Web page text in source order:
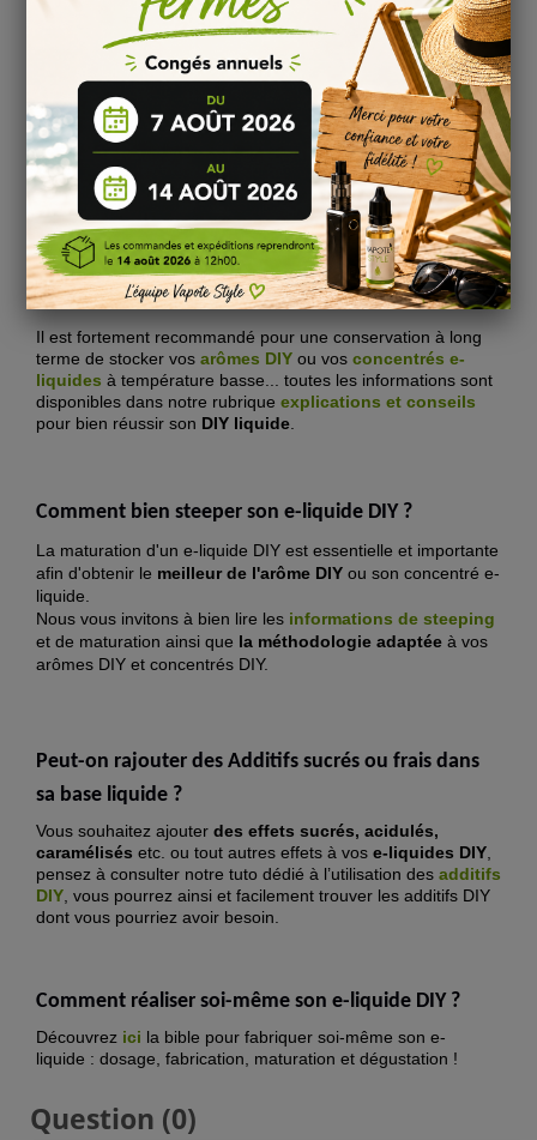
liquide Arôme Concentré Happy - Full Moonentre5 et 7
pour profiter pleinementdes saveurs de chaque
Pour en savoir plus, consulter notre page sur la
maturationd’un e-liquide DIY !
Informations
Conservation : stocké entre 4 et 16°C
Conforme au règlement 1334/2008/CEE
Composition : Propylène Glycol & Arôme alimentaire
Comment bien conserver ses liquides DIY Happy ?
Il est fortement recommandé pour une conservation à long
terme de stocker vos arômes DIY ou vos concentrés e-
liquides à température basse... toutes les informations sont
disponibles dans notre rubrique explications et conseils
pour bien réussir son DIY liquide.
Comment bien steeper son e-liquide DIY ?
La maturation d'un e-liquide DIY est essentielle et importante
afin d'obtenir le meilleur de l'arôme DIY ou son concentré e-
liquide.
Nous vous invitons à bien lire les informations de steeping
et de maturation ainsi que la méthodologie adaptée à vos
arômes DIY et concentrés DIY.
Peut-on rajouter des Additifs sucrés ou frais dans
sa base liquide ?
Vous souhaitez ajouter des effets sucrés, acidulés,
caramélisés etc. ou tout autres effets à vos e-liquides DIY,
pensez à consulter notre tuto dédié à l’utilisation des additifs
DIY, vous pourrez ainsi et facilement trouver les additifs DIY
dont vous pourriez avoir besoin.
Comment réaliser soi-même son e-liquide DIY ?
Découvrez ici la bible pour fabriquer soi-même son e-
liquide : dosage, fabrication, maturation et dégustation !
Question (0)